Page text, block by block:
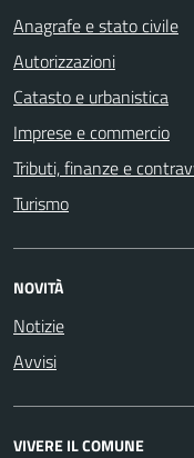
Anagrafe e stato civile
Autorizzazioni
Catasto e urbanistica
Imprese e commercio
Tributi, finanze e
Turismo
NOVITÀ
Notizie
Avvisi
VIVERE IL COMUNE